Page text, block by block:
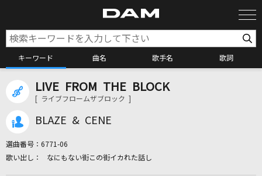
キーワード 曲名 歌手名 歌詞
カラオケ検索
LIVE FROM THE BLOCK
[ ライブフロームザブロック ]
BLAZE & CENE
選曲番号： 6771-06
なにもない街この街イカれた話し